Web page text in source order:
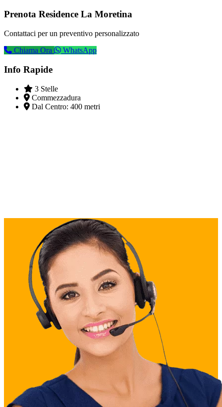
Prenota Residence La Moretina
Contattaci per un preventivo personalizzato
Chiama Ora
WhatsApp
Info Rapide
3 Stelle
Commezzadura
Dal Centro: 400 metri